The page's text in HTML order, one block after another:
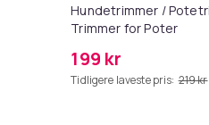
Hundetrimmer /
Trimmer for Poter
199 kr
Tidligere laveste pris: 219 kr